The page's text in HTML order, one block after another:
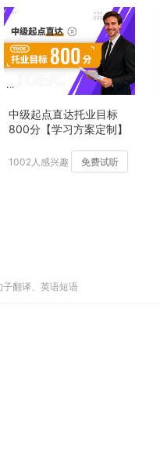
中级起点直达托业目标
800分【学习方案定制】
1002人感兴趣 免费试听
翻译、英语短语